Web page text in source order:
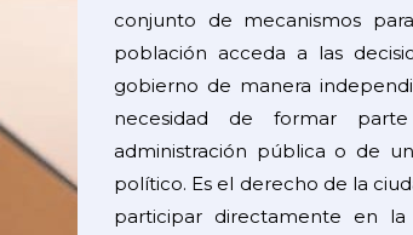
conjunto de mecanismos
población acceda a las
gobierno de manera
necesidad de formar
administración pública o de
político. Es el derecho de la
participar directamente en